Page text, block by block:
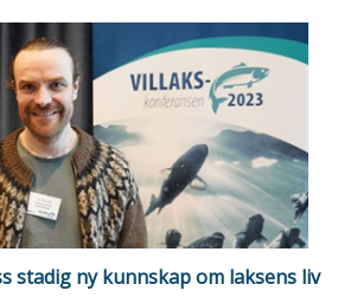
stadig ny kunnskap om laksens liv